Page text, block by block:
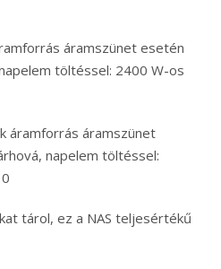
áramszünet esetén
töltéssel: 2400 W-os
áramforrás áramszünet
napelem töltéssel:
tárol, ez a NAS teljesértékű